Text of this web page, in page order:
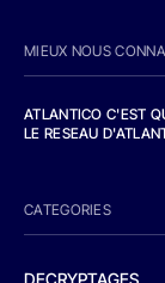
MIEUX NOUS
ATLANTICO C'EST
LE RESEAU
CATEGORIES
DECRYPTAGES